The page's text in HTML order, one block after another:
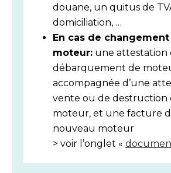
douane, un quitus de
domiciliation, …
En cas de
moteur: une attestation
débarquement de
accompagnée d’une
vente ou de destruction
moteur, et une facture
nouveau moteur
> voir l’onglet «